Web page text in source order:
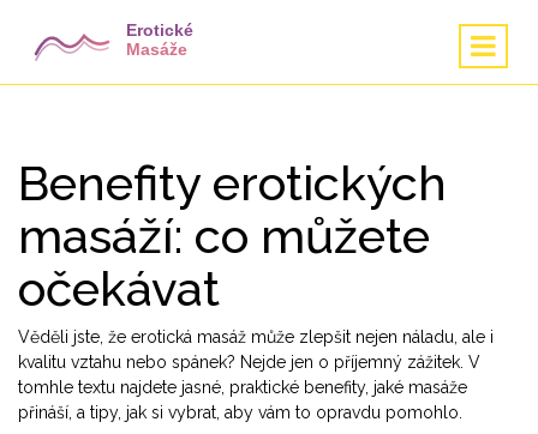
Benefity erotických
masáží: co můžete
očekávat
Věděli jste, že erotická masáž může zlepšit nejen náladu, ale i
kvalitu vztahu nebo spánek? Nejde jen o příjemný zážitek. V
tomhle textu najdete jasné, praktické benefity, jaké masáže
přináší, a tipy, jak si vybrat, aby vám to opravdu pomohlo.